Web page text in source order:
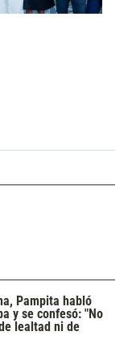
Pampita habló
y se confesó: "No
lealtad ni de